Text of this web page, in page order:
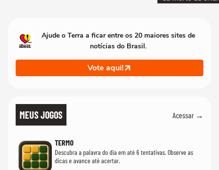
Ajude o Terra a ficar entre os 20 maiores sites de
notícias do Brasil.
Vote aqui!
MEUS JOGOS Acessar →
TERMO
Descubra a palavra do dia em até 6 tentativas. Observe as
dicas e avance até acertar.